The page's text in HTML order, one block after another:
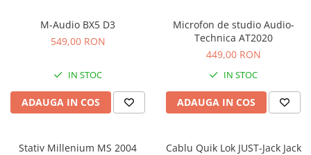
Microfoane de masurare si
calibrare
Microfoane de Suprafata
Microfoane de voce si live
Microfoane lavaliera si headset
Android
M-Audio BX5 D3
549,00 RON
IN STOC
ADAUGA IN COS
Microfon de studio Audio-
Technica AT2020
449,00 RON
IN STOC
ADAUGA IN COS
Stativ Millenium MS 2004
Cablu Quik Lok JUST-Jack Jack